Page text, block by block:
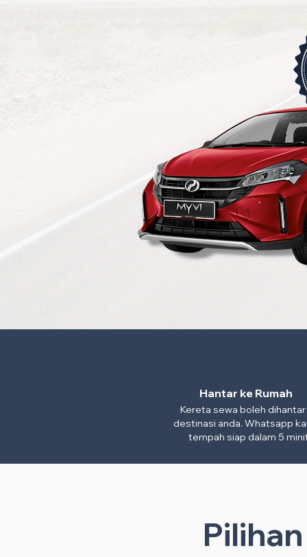
Hantar ke Rumah
Kereta sewa boleh
destinasi anda. Whatsapp
tempah siap dalam 5